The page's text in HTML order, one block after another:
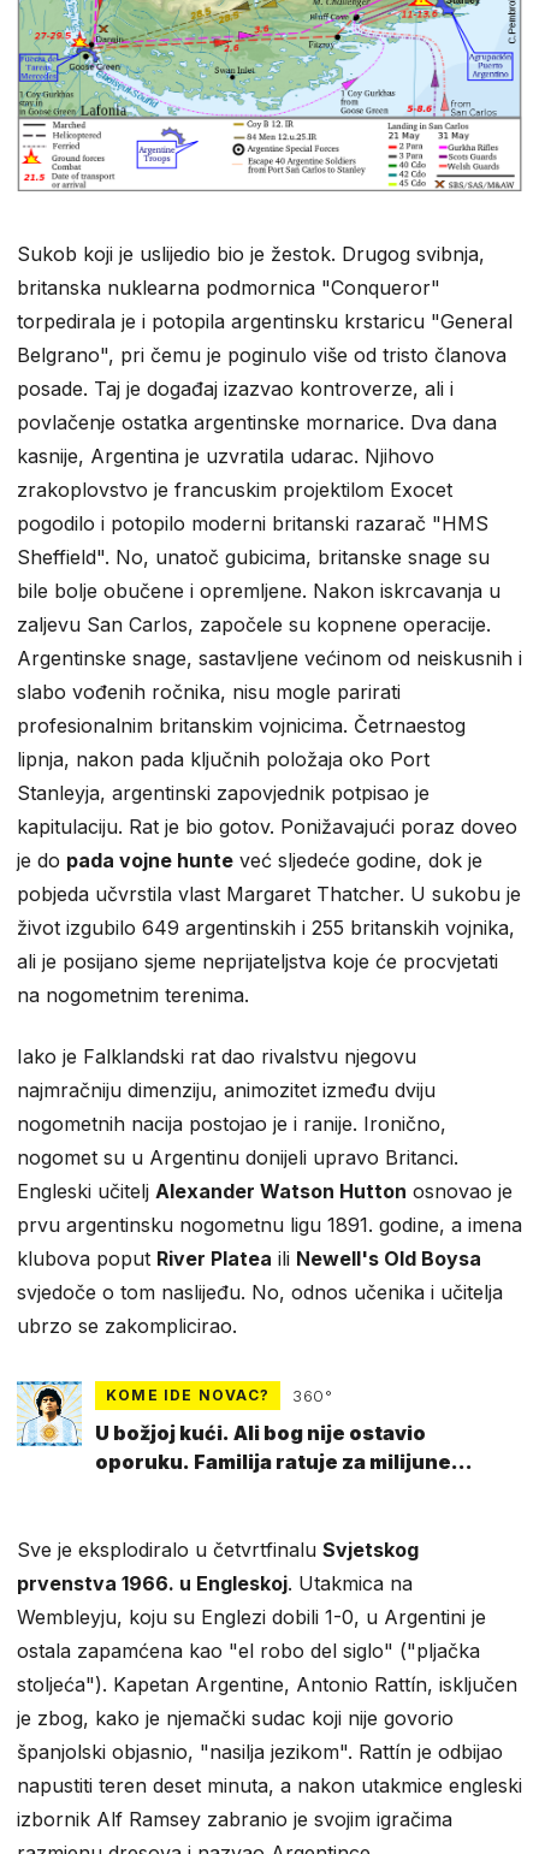
Sukob koji je uslijedio bio je žestok. Drugog svibnja,
britanska nuklearna podmornica "Conqueror"
torpedirala je i potopila argentinsku krstaricu "General
Belgrano", pri čemu je poginulo više od tristo članova
posade. Taj je događaj izazvao kontroverze, ali i
povlačenje ostatka argentinske mornarice. Dva dana
kasnije, Argentina je uzvratila udarac. Njihovo
zrakoplovstvo je francuskim projektilom Exocet
pogodilo i potopilo moderni britanski razarač "HMS
Sheffield". No, unatoč gubicima, britanske snage su
bile bolje obučene i opremljene. Nakon iskrcavanja u
zaljevu San Carlos, započele su kopnene operacije.
Argentinske snage, sastavljene većinom od neiskusnih i
slabo vođenih ročnika, nisu mogle parirati
profesionalnim britanskim vojnicima. Četrnaestog
lipnja, nakon pada ključnih položaja oko Port
Stanleyja, argentinski zapovjednik potpisao je
kapitulaciju. Rat je bio gotov. Ponižavajući poraz doveo
je do pada vojne hunte već sljedeće godine, dok je
pobjeda učvrstila vlast Margaret Thatcher. U sukobu je
život izgubilo 649 argentinskih i 255 britanskih vojnika,
ali je posijano sjeme neprijateljstva koje će procvjetati
na nogometnim terenima.
Iako je Falklandski rat dao rivalstvu njegovu
najmračniju dimenziju, animozitet između dviju
nogometnih nacija postojao je i ranije. Ironično,
nogomet su u Argentinu donijeli upravo Britanci.
Engleski učitelj Alexander Watson Hutton osnovao je
prvu argentinsku nogometnu ligu 1891. godine, a imena
klubova poput River Platea ili Newell's Old Boysa
svjedoče o tom naslijeđu. No, odnos učenika i učitelja
ubrzo se zakomplicirao.
KOME IDE NOVAC? 360°
U božjoj kući. Ali bog nije ostavio
oporuku. Familija ratuje za milijune
Sve je eksplodiralo u četvrtfinalu Svjetskog
prvenstva 1966. u Engleskoj. Utakmica na
Wembleyju, koju su Englezi dobili 1-0, u Argentini je
ostala zapamćena kao "el robo del siglo" ("pljačka
stoljeća"). Kapetan Argentine, Antonio Rattín, isključen
je zbog, kako je njemački sudac koji nije govorio
španjolski objasnio, "nasilja jezikom". Rattín je odbijao
napustiti teren deset minuta, a nakon utakmice engleski
izbornik Alf Ramsey zabranio je svojim igračima